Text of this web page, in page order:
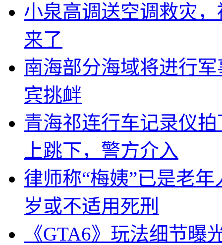
小泉高调送空调救灾
来了
南海部分海域将进行
宾挑衅
青海祁连行车记录仪
上跳下，警方介入
律师称“梅姨”已是老
岁或不适用死刑
《GTA6》玩法细节